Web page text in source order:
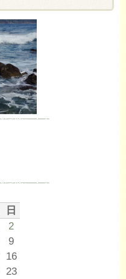
日
2
9
16
23